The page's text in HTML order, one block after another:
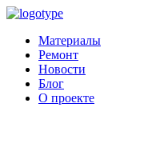
Материалы
Ремонт
Новости
Блог
О проекте